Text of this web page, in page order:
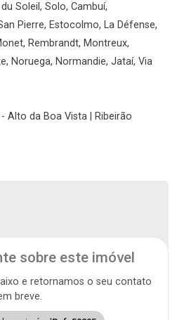
Soleil, Solo, Cambuí,
Pierre, Estocolmo, La Défense,
Rembrandt, Montreux,
Noruega, Normandie, Jataí, Via
Alto da Boa Vista | Ribeirão
sobre este imóvel
e retornamos o seu contato
breve.